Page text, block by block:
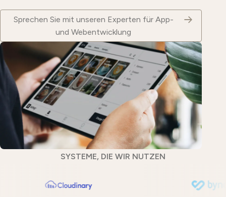
Sprechen Sie mit unseren Experten für App-
und Webentwicklung
SYSTEME, DIE WIR NUTZEN